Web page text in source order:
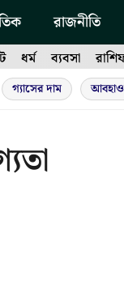
রাজনীতি
ধর্ম ব্যবসা
গ্যাসের দাম